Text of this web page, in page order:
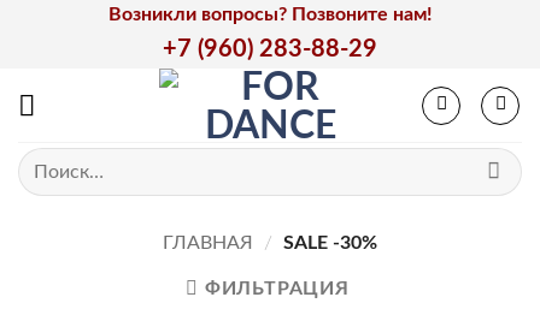
Возникли вопросы? Позвоните нам!
+7 (960) 283-88-29
Искать:
ГЛАВНАЯ / SALE -30%
ФИЛЬТРАЦИЯ